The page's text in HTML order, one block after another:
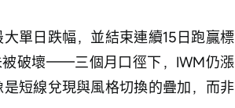
單日跌幅，並結束連續15日跑贏標
被破壞——三個月口徑下，IWM仍漲
短線兌現與風格切換的疊加，而非